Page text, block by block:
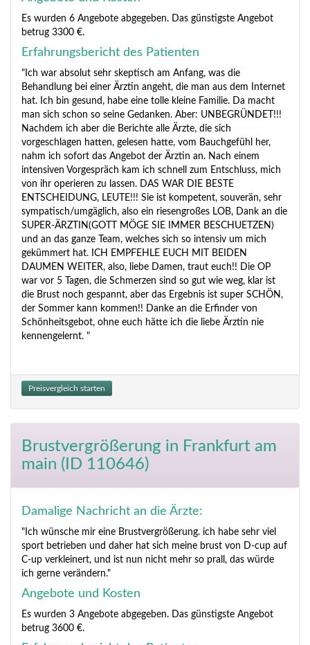
Es wurden 6 Angebote abgegeben. Das günstigste Angebot
betrug 3300 €.
Erfahrungsbericht des Patienten
"Ich war absolut sehr skeptisch am Anfang, was die
Behandlung bei einer Ärztin angeht, die man aus dem Internet
hat. Ich bin gesund, habe eine tolle kleine Familie. Da macht
man sich schon so seine Gedanken. Aber: UNBEGRÜNDET!!!
Nachdem ich aber die Berichte alle Ärzte, die sich
vorgeschlagen hatten, gelesen hatte, vom Bauchgefühl her,
nahm ich sofort das Angebot der Ärztin an. Nach einem
intensiven Vorgespräch kam ich schnell zum Entschluss, mich
von ihr operieren zu lassen. DAS WAR DIE BESTE
ENTSCHEIDUNG, LEUTE!!! Sie ist kompetent, souverän, sehr
sympatisch/umgäglich, also ein riesengroßes LOB, Dank an die
SUPER-ÄRZTIN(GOTT MÖGE SIE IMMER BESCHUETZEN)
und an das ganze Team, welches sich so intensiv um mich
gekümmert hat. ICH EMPFEHLE EUCH MIT BEIDEN
DAUMEN WEITER, also, liebe Damen, traut euch!! Die OP
war vor 5 Tagen, die Schmerzen sind so gut wie weg, klar ist
die Brust noch gespannt, aber das Ergebnis ist super SCHÖN,
der Sommer kann kommen!! Danke an die Erfinder von
Schönheitsgebot, ohne euch hätte ich die liebe Ärztin nie
kennengelernt. "
Preisvergleich starten
Brustvergrößerung in Frankfurt am
main (ID 110646)
Damalige Nachricht an die Ärzte:
"Ich wünsche mir eine Brustvergrößerung. ich habe sehr viel
sport betrieben und daher hat sich meine brust von D-cup auf
C-up verkleinert, und ist nun nicht mehr so prall, das würde
ich gerne verändern."
Angebote und Kosten
Es wurden 3 Angebote abgegeben. Das günstigste Angebot
betrug 3600 €.